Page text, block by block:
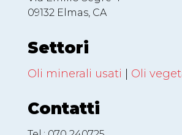
09132 Elmas, CA
Settori
Oli minerali usati Oli
Contatti